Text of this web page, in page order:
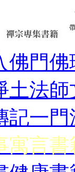
佛門佛
土法師
記一門
寓言書